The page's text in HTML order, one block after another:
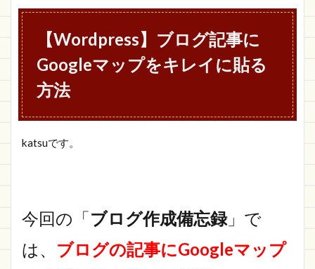
【Wordpress】ブログ記事に
Googleマップをキレイに貼る
方法
katsuです。
今回の「ブログ作成備忘録」で
は、 ブログの記事にGoogleマップ